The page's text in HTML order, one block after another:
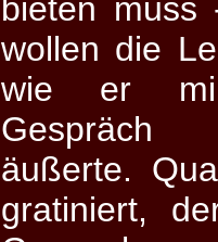
bieten muss
wollen die
wie er
Gespräch
äußerte.
gratiniert,